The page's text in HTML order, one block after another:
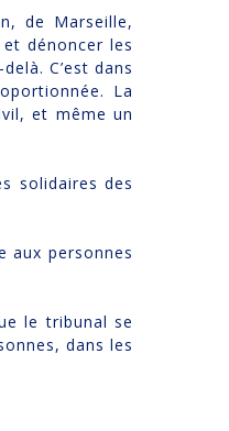
de Marseille,
dénoncer les
C’est dans
La
et même un
solidaires des
aux personnes
le tribunal se
dans les